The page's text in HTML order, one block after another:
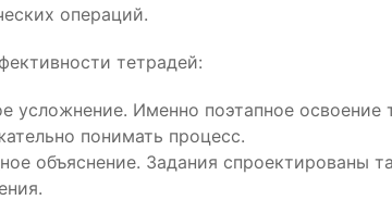
операций.
тетрадей:
усложнение. Именно поэтапное
понимать процесс.
объяснение. Задания спроектированы